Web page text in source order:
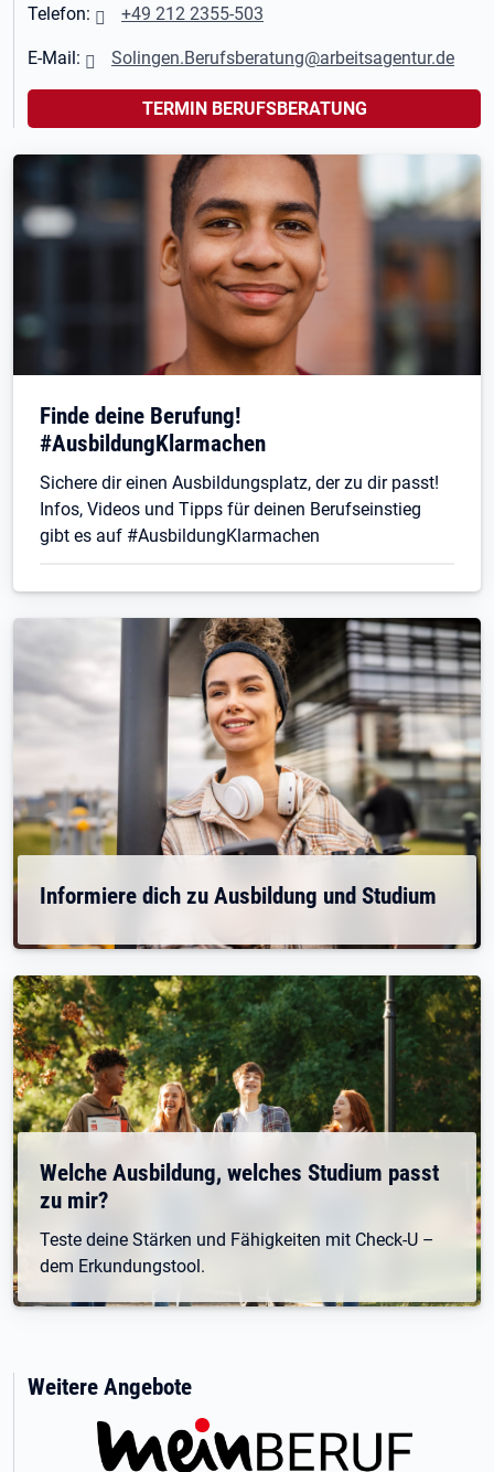
Telefon: +49 212 2355-503
E-Mail: Solingen.Berufsberatung@arbeitsagentur.de
TERMIN BERUFSBERATUNG
Finde deine Berufung!
#AusbildungKlarmachen
Sichere dir einen Ausbildungsplatz, der zu dir passt!
Infos, Videos und Tipps für deinen Berufseinstieg
gibt es auf #AusbildungKlarmachen
Informiere dich zu Ausbildung und Studium
Welche Ausbildung, welches Studium passt
zu mir?
Teste deine Stärken und Fähigkeiten mit Check-U –
dem Erkundungstool.
Weitere Angebote